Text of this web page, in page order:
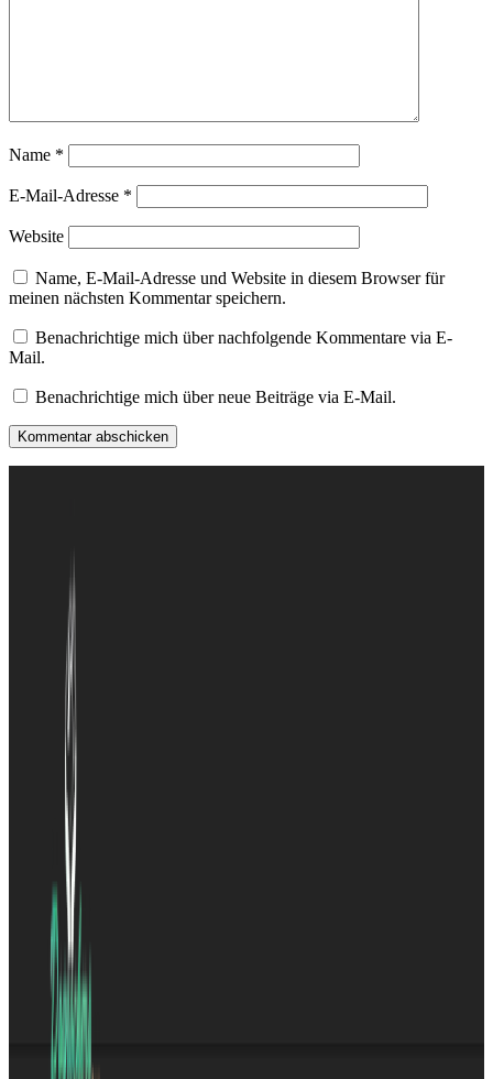
Name *
E-Mail-Adresse *
Website
Name, E-Mail-Adresse und Website in diesem Browser für
meinen nächsten Kommentar speichern.
Benachrichtige mich über nachfolgende Kommentare via E-
Mail.
Benachrichtige mich über neue Beiträge via E-Mail.